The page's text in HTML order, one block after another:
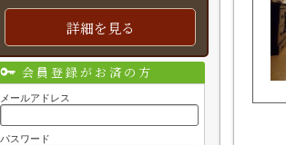
詳細を見る
会員登録がお済の方
メールアドレス
パスワード